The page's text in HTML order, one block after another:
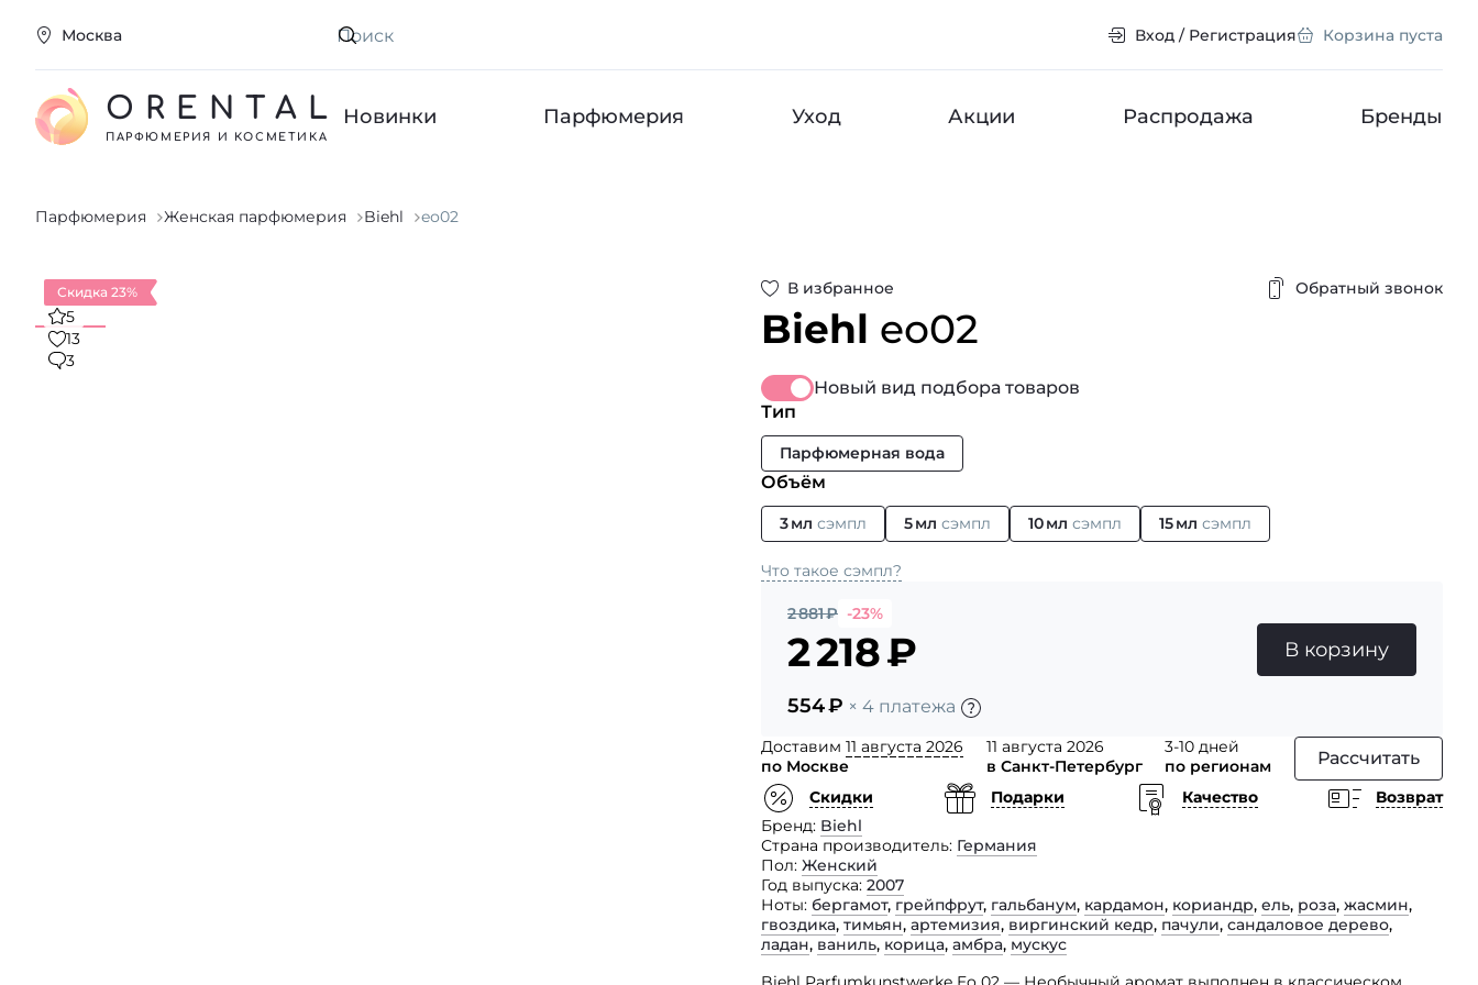
Москва Искать Вход / Регистрация Корзина пуста
ORENTAL
ПАРФЮМЕРИЯ И КОСМЕТИКА
Новинки Парфюмерия Уход Акции Распродажа Бренды
Парфюмерия Женская парфюмерия Biehl eо02
В избранное Обратный звонок
Biehl eо02
Скидка 23%
5
13
3
Новый вид подбора товаров
Тип
Парфюмерная вода
Объём
3 мл сэмпл 5 мл сэмпл 10 мл сэмпл 15 мл сэмпл
Что такое сэмпл?
2 881₽ -23%
2 218₽
554₽ × 4 платежа
В корзину
Доставим 11 августа 2026
по Москве
11 августа 2026
в Санкт-Петербург
3-10 дней
по регионам
Рассчитать
Скидки Подарки Качество
Возврат
Бренд Biehl
Страна производитель Германия
Пол Женский
Год выпуска 2007
Ноты бергамот, грейпфрут, гальбанум, кардамон, кориандр, ель, роза, жасмин,
гвоздика, тимьян, артемизия, виргинский кедр, пачули, сандаловое дерево,
ладан, ваниль, корица, амбра, мускус